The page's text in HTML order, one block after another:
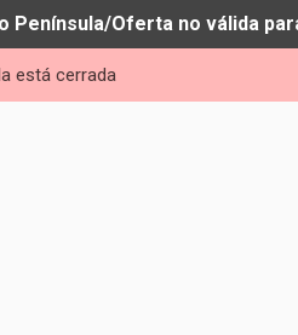
Península/Oferta no válida
está cerrada